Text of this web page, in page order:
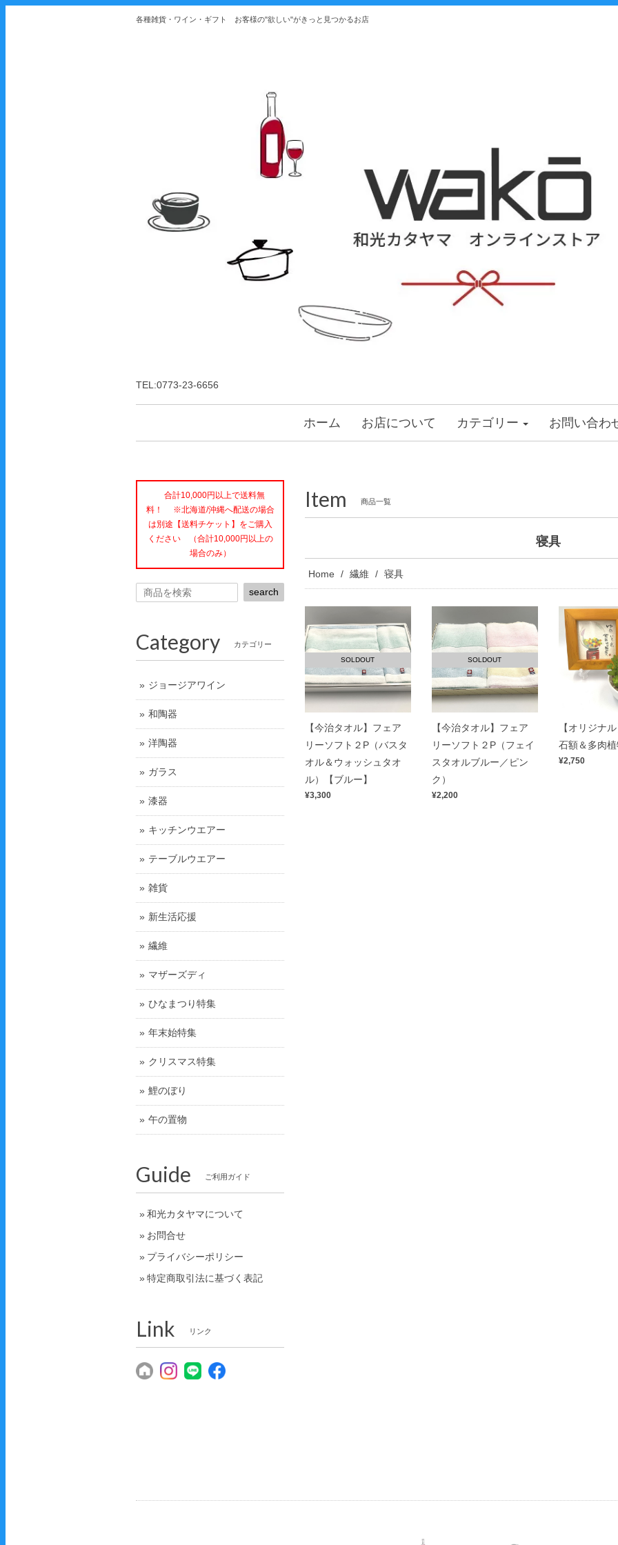
各種雑貨・ワイン・ギフト お客様の"欲しい"がきっと見つかるお店
TEL:0773-23-6656
ホーム お店について カテゴリー お問い合わ
Item 商品一覧
寝具
Home 繊維 寝具
SOLDOUT
【今治タオル】フェア
リーソフト２P（バスタ
オル＆ウォッシュタオ
ル）【ブルー】
¥3,300
SOLDOUT
【今治タオル】フェア
リーソフト２P（フェイ
スタオルブルー／ピン
ク）
¥2,200
【オリジナ
石額＆多肉
¥2,750
合計10,000円以上で送料無
料！ ※北海道/沖縄へ配送の場合
は別途【送料チケット】をご購入
ください （合計10,000円以上の
場合のみ）
search
Category カテゴリー
ジョージアワイン
和陶器
洋陶器
ガラス
漆器
キッチンウエアー
テーブルウエアー
雑貨
新生活応援
繊維
マザーズディ
ひなまつり特集
年末始特集
クリスマス特集
鯉のぼり
午の置物
Guide ご利用ガイド
和光カタヤマについて
お問合せ
プライバシーポリシー
特定商取引法に基づく表記
Link リンク